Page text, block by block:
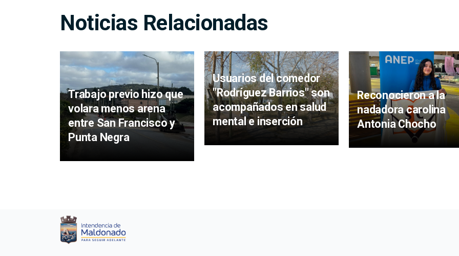
Noticias Relacionadas
Trabajo previo hizo que
volara menos arena
entre San Francisco y
Punta Negra
Usuarios del comedor
"Rodríguez Barrios" son
acompañados en salud
mental e inserción
Reconocieron a la
nadadora carolina
Antonia Chocho